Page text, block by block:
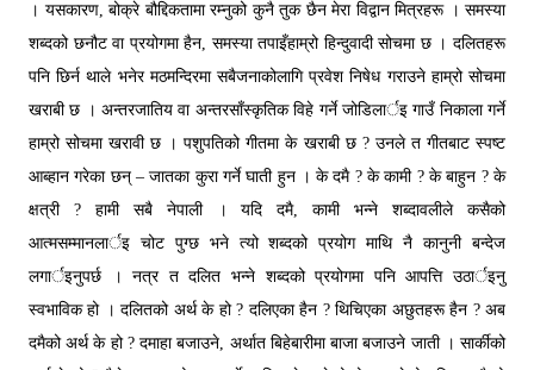
। यसकारण, बोक्रे बौद्दिकतामा रम्नुको कुनै तुक छैन मेरा विद्वान मित्रहरू । समस्या
शब्दको छनौट वा प्रयोगमा हैन, समस्या तपाइँहाम्रो हिन्दुवादी सोचमा छ । दलितहरू
पनि छिर्न थाले भनेर मठमन्दिरमा सबैजनाकोलागि प्रवेश निषेध गराउने हाम्रो सोचमा
खराबी छ । अन्तरजातिय वा अन्तरसाँस्कृतिक विहे गर्ने जोडिलार्इ गाउँ निकाला गर्ने
हाम्रो सोचमा खरावी छ । पशुपतिको गीतमा के खराबी छ ? उनले त गीतबाट स्पष्ट
आब्हान गरेका छन् – जातका कुरा गर्ने घाती हुन । के दमै ? के कामी ? के बाहुन ? के
क्षत्री ? हामी सबै नेपाली । यदि दमै, कामी भन्ने शब्दावलीले कसैको
आत्मसम्मानलार्इ चोट पुग्छ भने त्यो शब्दको प्रयोग माथि नै कानुनी बन्देज
लगार्इनुपर्छ । नत्र त दलित भन्ने शब्दको प्रयोगमा पनि आपत्ति उठार्इनु
स्वभाविक हो । दलितको अर्थ के हो ? दलिएका हैन ? थिचिएका अछुतहरू हैन ? अब
दमैको अर्थ के हो ? दमाहा बजाउने, अर्थात बिहेबारीमा बाजा बजाउने जाती । सार्कीको